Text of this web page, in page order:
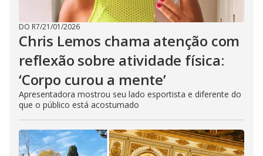
DO R7/21/01/2026
Chris Lemos chama atenção com
reflexão sobre atividade física:
‘Corpo curou a mente’
Apresentadora mostrou seu lado esportista e diferente do
que o público está acostumado